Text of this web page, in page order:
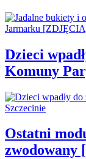
Dzieci
Komuny
Ostatni
zwodowany